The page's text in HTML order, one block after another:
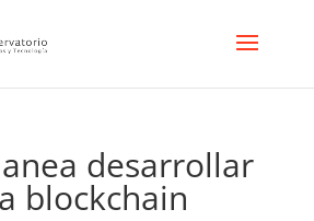
desarrollar
blockchain